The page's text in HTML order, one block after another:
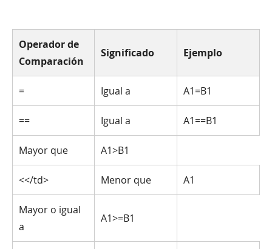
Operador de
Comparación
Significado Ejemplo
= Igual a A1=B1
== Igual a A1==B1
Mayor que A1>B1
<</td> Menor que A1
Mayor o igual
a
A1>=B1